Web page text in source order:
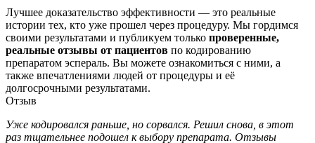
Лучшее доказательство эффективности — это реальные
истории тех, кто уже прошел через процедуру. Мы гордимся
своими результатами и публикуем только проверенные,
реальные отзывы от пациентов по кодированию
препаратом эспераль. Вы можете ознакомиться с ними, а
также впечатлениями людей от процедуры и её
долгосрочными результатами.
Отзыв
Уже кодировался раньше, но сорвался. Решил снова, в этот
раз тщательнее подошел к выбору препарата. Отзывы